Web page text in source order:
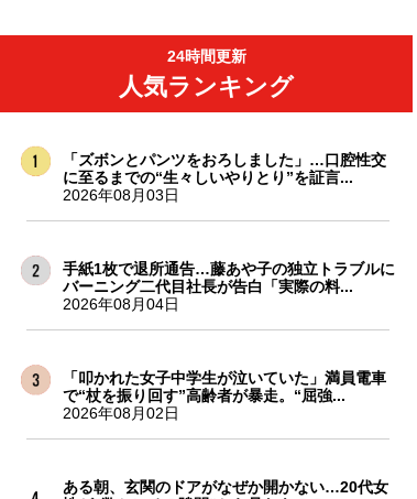
24時間更新
人気ランキング
「ズボンとパンツをおろしました」…口腔性交
に至るまでの“生々しいやりとり”を証言...
2026年08月03日
手紙1枚で退所通告…藤あや子の独立トラブルに
バーニング二代目社長が告白「実際の料...
2026年08月04日
「叩かれた女子中学生が泣いていた」満員電車
で“杖を振り回す”高齢者が暴走。“屈強...
2026年08月02日
ある朝、玄関のドアがなぜか開かない…20代女